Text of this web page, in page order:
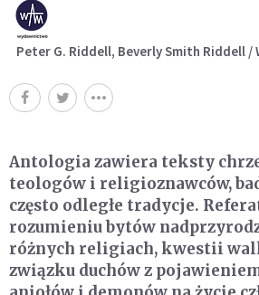
Peter G. Riddell, Beverly Smith Riddell /
Antologia zawiera teksty
teologów i religioznawców,
często odległe tradycje.
rozumieniu bytów
różnych religiach, kwestii
związku duchów z